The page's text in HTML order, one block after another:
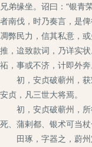
兄弟缘坐。诏曰：“银
者南伐，时乃奏言，是
凋弊民力，信其私意，
推，迨致款词，乃详实
祏，事或不济，计即外
初，安贞破蕲州，获
安贞，凡三世大将焉。
初，安贞破蕲州，所
死、蒲剌都、银术可当
田琢，字器之，蔚州